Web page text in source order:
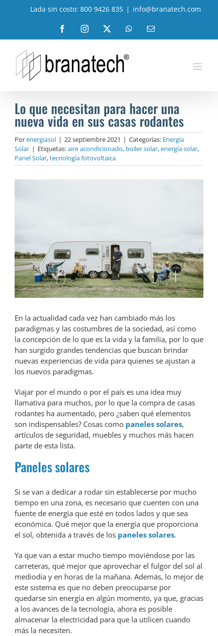
Lada sin costo: 800 9426 835 | info@branatech.com
FacebookInstagram WhatsAppCorreo
Lo que necesitan para hacer una
nueva vida en sus casas rodantes
Porenergiasol | 22 septiembre 2021 | Categorías: Energía
Solar | Etiquetas:aire acondicionado, boiler solar,energía solar,
Panel Solar,tecnología fotovoltaica
En la actualidad cada vez han cambiado más los
paradigmas y las costumbres de la sociedad, así como
la concepción de lo que es la vida y la familia, por lo que
han surgido grandes tendencias que buscan brindar
nuevas experiencias de vida para quienes se ajustan a
los nuevos paradigmas.
Viajar por el mundo o por el país es una idea muy
llamativa para muchos, por lo que la compra de casas
rodantes ha aumentado, pero ¿saben qué elementos
son indispensables? Cosas como paneles solares,
artículos de seguridad, muebles y muchos más hacen
parte de esta lista.
Paneles solares
Si se van a dedicar a rodar sin establecerse por mucho
tiempo en una zona, es necesario que cuenten con una
fuente de energía que esté en todos lados y que sea
económica. Qué mejor que la energía que proporciona
el sol, obtenida a través de los paneles solares.
Ya que van a estar mucho tiempo moviéndose por las
carreteras, qué mejor que aprovechar el fulgor del sol al
mediodía y en horas de la mañana. Además, lo mejor de
este sistema es que no deben preocuparse por
quedarse sin energía en algún momento, ya que, gracias
a los avances de la tecnología, ahora es posible
almacenar la electricidad para que la utilicen cuando
más la necesiten.